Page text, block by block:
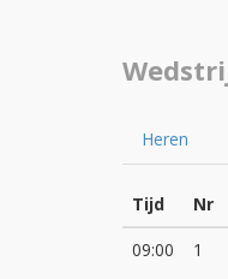
Heren
Tijd Nr
09:00
1